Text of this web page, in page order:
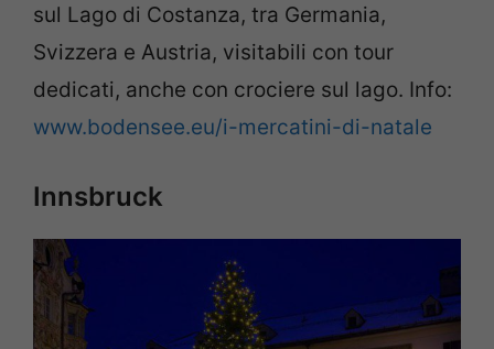
sul Lago di Costanza, tra Germania,
Svizzera e Austria, visitabili con tour
dedicati, anche con crociere sul lago. Info:
www.bodensee.eu/i-mercatini-di-natale
Innsbruck